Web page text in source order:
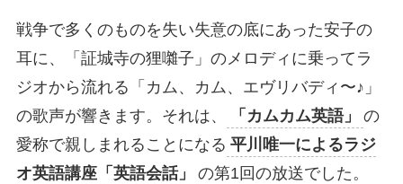
戦争で多くのものを失い失意の底にあった安子の
耳に、「証城寺の狸囃子」のメロディに乗ってラ
ジオから流れる「カム、カム、エヴリバディ〜♪」
の歌声が響きます。それは、
「カムカム英語」
の
愛称で親しまれることになる 平川唯一によるラジ
オ英語講座「英語会話」
の第1回の放送でした。